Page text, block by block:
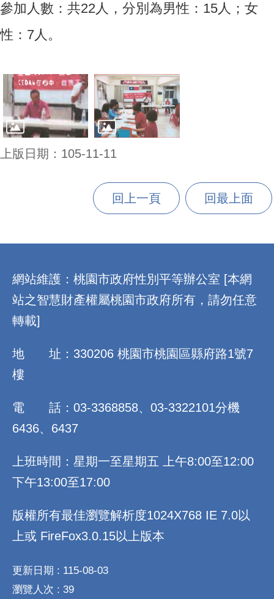
參加人數：共22人，分別為男性：15人；女
性：7人。
上版日期：105-11-11
回上一頁 回最上面
網站維護：桃園市政府性別平等辦公室 [本網
站之智慧財產權屬桃園市政府所有，請勿任意
轉載]
地 址：330206 桃園市桃園區縣府路1號7
樓
電 話：03-3368858、03-3322101分機
6436、6437
上班時間：星期一至星期五 上午8:00至12:00
下午13:00至17:00
版權所有最佳瀏覽解析度1024X768 IE 7.0以
上或 FireFox3.0.15以上版本
更新日期
115-08-03
瀏覽人次
39